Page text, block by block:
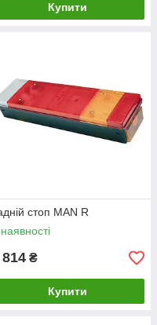
Купити
стоп MAN R
814 ₴
Купити